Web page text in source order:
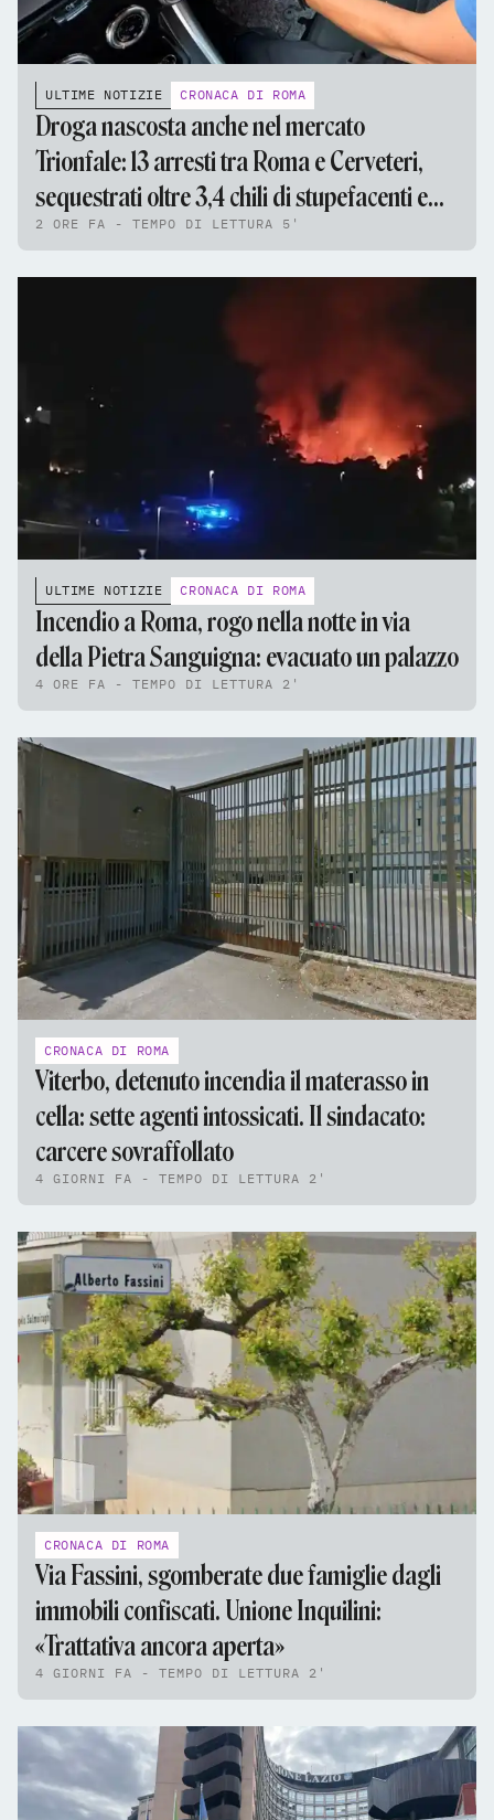
ULTIME NOTIZIE CRONACA DI ROMA
Droga nascosta anche nel mercato
Trionfale: 13 arresti tra Roma e Cerveteri,
sequestrati oltre 3,4 chili di stupefacenti e
95mila euro
2 ORE FA - TEMPO DI LETTURA 5'
ULTIME NOTIZIE CRONACA DI ROMA
Incendio a Roma, rogo nella notte in via
della Pietra Sanguigna: evacuato un palazzo
4 ORE FA - TEMPO DI LETTURA 2'
CRONACA DI ROMA
Viterbo, detenuto incendia il materasso in
cella: sette agenti intossicati. Il sindacato:
carcere sovraffollato
4 GIORNI FA - TEMPO DI LETTURA 2'
CRONACA DI ROMA
Via Fassini, sgomberate due famiglie dagli
immobili confiscati. Unione Inquilini:
«Trattativa ancora aperta»
4 GIORNI FA - TEMPO DI LETTURA 2'